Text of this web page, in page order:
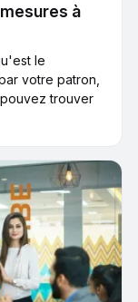
à
le
votre patron,
trouver